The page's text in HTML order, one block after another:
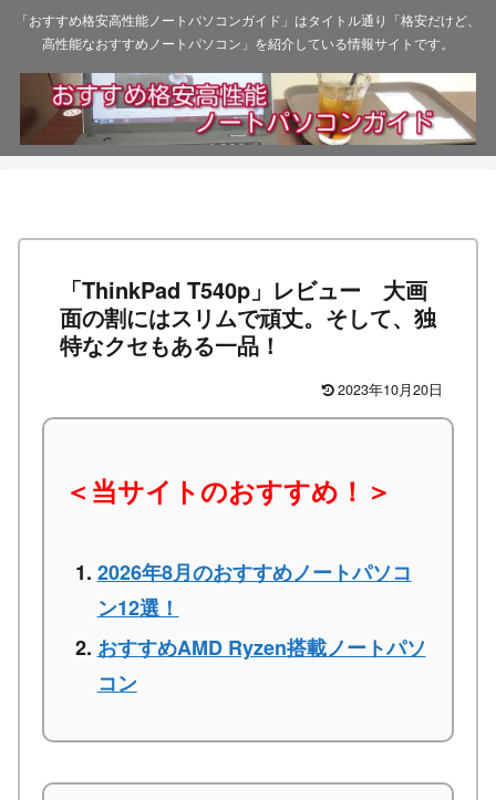
「おすすめ格安高性能ノートパソコンガイド」はタイトル通り「格安だけど、
高性能なおすすめノートパソコン」を紹介している情報サイトです。
「ThinkPad T540p」レビュー 大画
面の割にはスリムで頑丈。そして、独
特なクセもある一品！
2023年10月20日
＜当サイトのおすすめ！＞
2026年8月のおすすめノートパソコ
ン12選！
おすすめAMD Ryzen搭載ノートパソ
コン